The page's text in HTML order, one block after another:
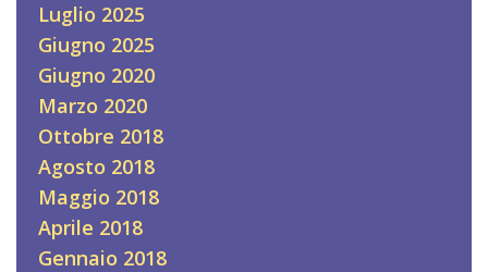
Luglio 2025
Giugno 2025
Giugno 2020
Marzo 2020
Ottobre 2018
Agosto 2018
Maggio 2018
Aprile 2018
Gennaio 2018